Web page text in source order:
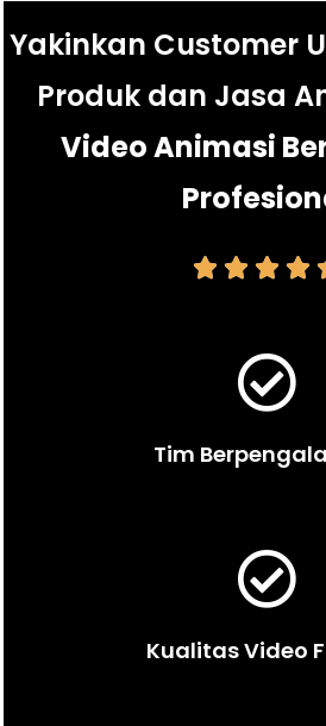
Yakinkan Customer
Produk dan Jasa
Video Animasi
   
Tim
Kualitas Video